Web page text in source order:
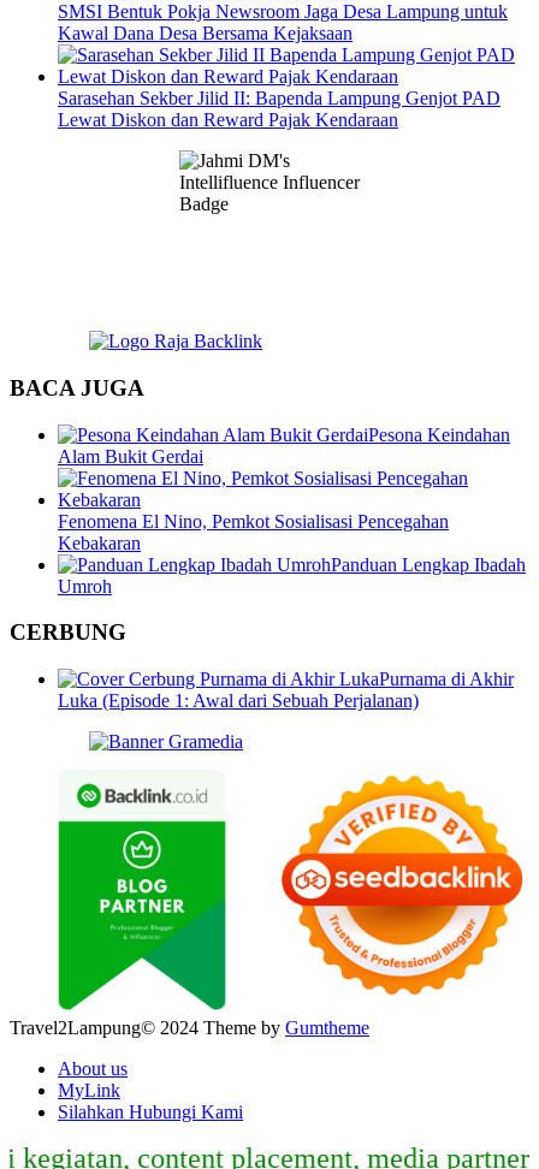
SMSI Bentuk Pokja Newsroom Jaga Desa Lampung untuk
Kawal Dana Desa Bersama Kejaksaan
Sarasehan Sekber Jilid II: Bapenda Lampung Genjot PAD
Lewat Diskon dan Reward Pajak Kendaraan
BACA JUGA
Pesona Keindahan
Alam Bukit Gerdai
Fenomena El Nino, Pemkot Sosialisasi Pencegahan
Kebakaran
Panduan Lengkap Ibadah
Umroh
CERBUNG
Purnama di Akhir
Luka (Episode 1: Awal dari Sebuah Perjalanan)
Travel2Lampung© 2024 Theme by Gumtheme
About us
MyLink
Silahkan Hubungi Kami
content placement, media partner,